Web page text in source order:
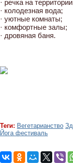
· речка на
· колодезная вода;
· уютные комнаты;
· комфортные залы;
· дровяная баня.
Теги: Вегетарианство
Йога фестиваль